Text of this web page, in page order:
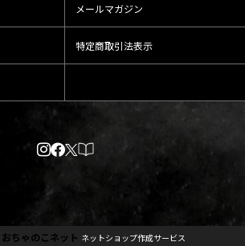
メールマガジン
特定商取引法表示
おちゃのこネット ネットショップ作成サービス